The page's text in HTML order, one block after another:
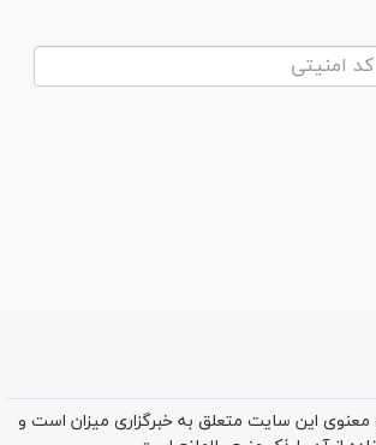
این سایت متعلق به خبرگزاری میزان است و